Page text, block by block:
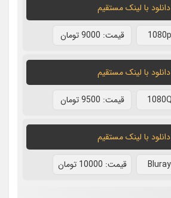
دانلود با لينک مستقيم
قيمت: 9000 تومان
دانلود با لينک مستقيم
قيمت: 9500 تومان
دانلود با لينک مستقيم
قيمت: 10000 تومان